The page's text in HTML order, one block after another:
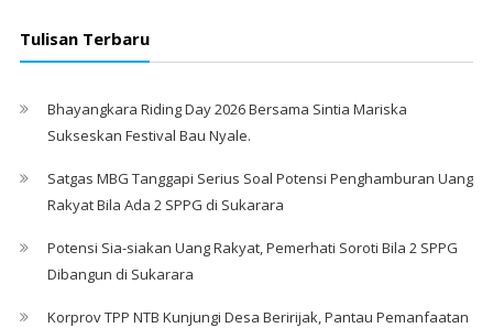
Tulisan Terbaru
Bhayangkara Riding Day 2026 Bersama Sintia Mariska
Sukseskan Festival Bau Nyale. ‎
Satgas MBG Tanggapi Serius Soal Potensi Penghamburan Uang
Rakyat Bila Ada 2 SPPG di Sukarara
Potensi Sia-siakan Uang Rakyat, Pemerhati Soroti Bila 2 SPPG
Dibangun di Sukarara
Korprov TPP NTB Kunjungi Desa Beririjak, Pantau Pemanfaatan